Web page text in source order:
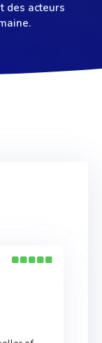
des acteurs